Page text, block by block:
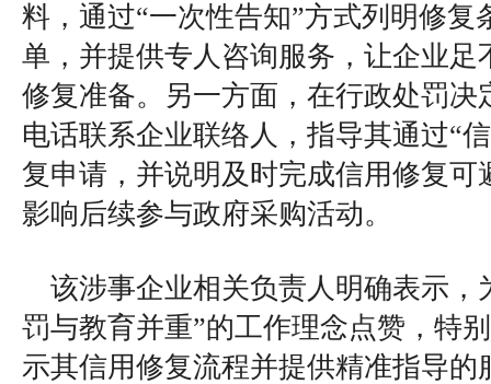
料，通过“一次性告知”方式列明修复
单，并提供专人咨询服务，让企业足
修复准备。另一方面，在行政处罚决
电话联系企业联络人，指导其通过“
复申请，并说明及时完成信用修复可
影响后续参与政府采购活动。
该涉事企业相关负责人明确表示，
罚与教育并重”的工作理念点赞，特
示其信用修复流程并提供精准指导的